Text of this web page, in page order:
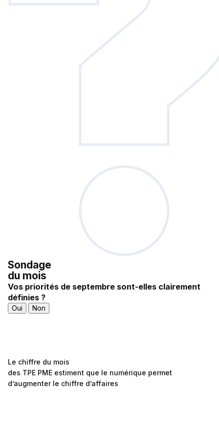
Sondage
du mois
Vos priorités de septembre sont-elles clairement
définies ?
Oui Non
Le chiffre du mois
des TPE PME estiment que le numérique permet
d’augmenter le chiffre d’affaires